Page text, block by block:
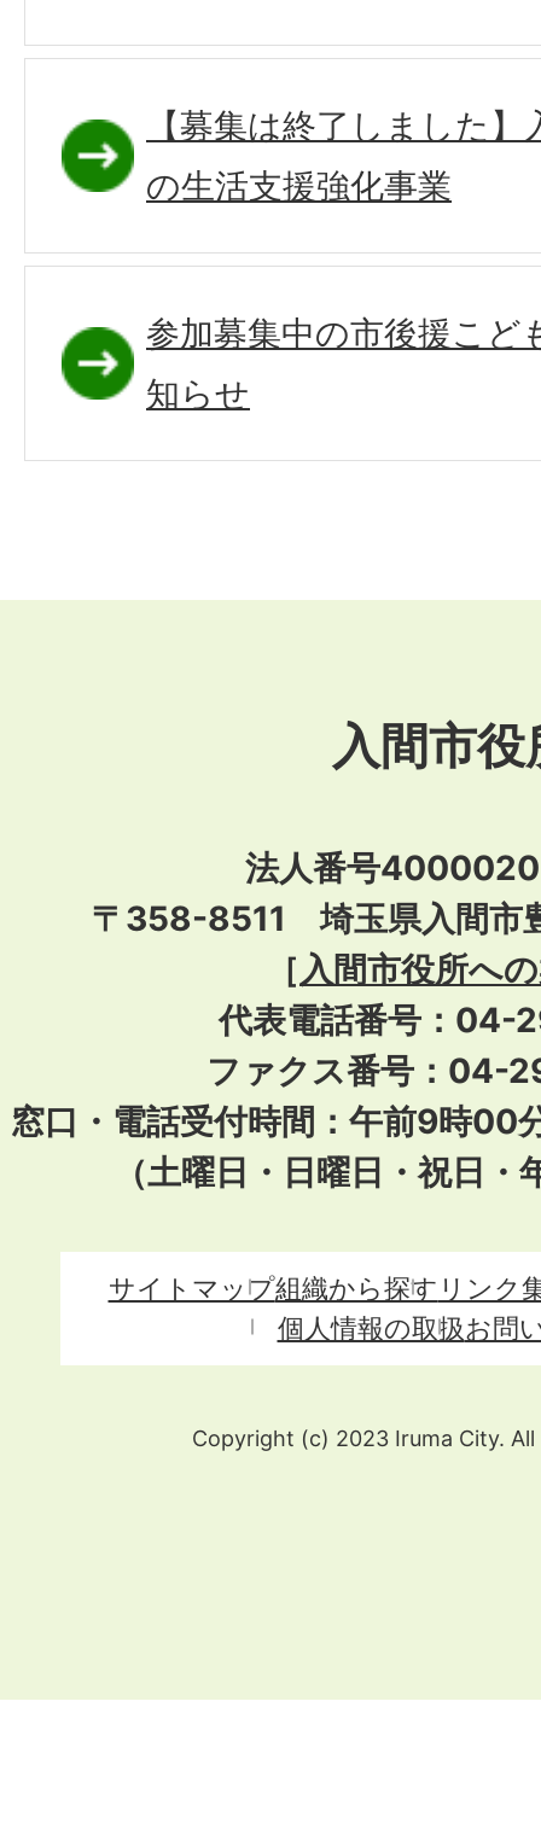
【募集は終了しました
の生活支援強化事業
参加募集中の市後援こど
知らせ
入間市役
法人番号
〒358-8511 埼玉県入間市
［入間市役所へ
代表電話番号：04-
ファクス番号：04-
窓口・電話受付時間：午前9時00
（土曜日・日曜日・祝日
サイトマップ組織から探す リンク
個人情報の取扱お問
Copyright (c) 2023 Iruma City. All